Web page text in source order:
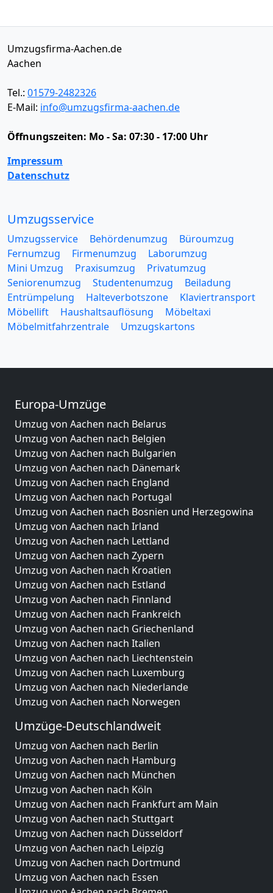
Umzugsfirma-Aachen.de
Aachen
Tel.: 01579-2482326
E-Mail: info@umzugsfirma-aachen.de
Öffnungszeiten: Mo - Sa: 07:30 - 17:00 Uhr
Impressum
Datenschutz
Umzugsservice
Umzugsservice Behördenumzug
Büroumzug
Fernumzug
Firmenumzug
Laborumzug
Mini Umzug
Praxisumzug
Privatumzug
Seniorenumzug
Studentenumzug
Beiladung
Entrümpelung
Halteverbotszone
Klaviertransport
Möbellift
Haushaltsauflösung
Möbeltaxi
Möbelmitfahrzentrale
Umzugskartons
Europa-Umzüge
Umzug von Aachen nach Belarus
Umzug von Aachen nach Belgien
Umzug von Aachen nach Bulgarien
Umzug von Aachen nach Dänemark
Umzug von Aachen nach England
Umzug von Aachen nach Portugal
Umzug von Aachen nach Bosnien und Herzegowina
Umzug von Aachen nach Irland
Umzug von Aachen nach Lettland
Umzug von Aachen nach Zypern
Umzug von Aachen nach Kroatien
Umzug von Aachen nach Estland
Umzug von Aachen nach Finnland
Umzug von Aachen nach Frankreich
Umzug von Aachen nach Griechenland
Umzug von Aachen nach Italien
Umzug von Aachen nach Liechtenstein
Umzug von Aachen nach Luxemburg
Umzug von Aachen nach Niederlande
Umzug von Aachen nach Norwegen
Umzüge-Deutschlandweit
Umzug von Aachen nach Berlin
Umzug von Aachen nach Hamburg
Umzug von Aachen nach München
Umzug von Aachen nach Köln
Umzug von Aachen nach Frankfurt am Main
Umzug von Aachen nach Stuttgart
Umzug von Aachen nach Düsseldorf
Umzug von Aachen nach Leipzig
Umzug von Aachen nach Dortmund
Umzug von Aachen nach Essen